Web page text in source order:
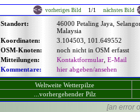
vorheriges Bild 1/1 nächstes Bild
Standort:
46000 Petaling Jaya,
Malaysia
Koordinaten:
3.104503, 101.649552
OSM-Knoten:
noch nicht in OSM erfasst
Mitteilungen:
Kontaktformular E-Mail
Kommentare:
hier abgeben/ansehen
Weltweite Wetterpilze
...vorhergehender Pilz
[an error